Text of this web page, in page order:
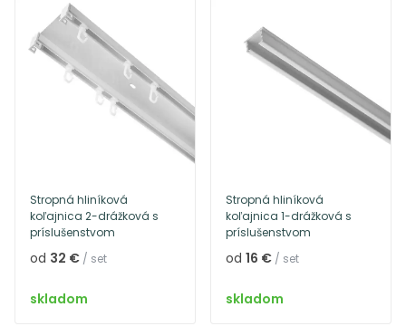
Stropná hliníková
koľajnica 2-drážková s
príslušenstvom
od 32 € / set
skladom
Stropná hliníková
koľajnica 1-drážková s
príslušenstvom
od 16 € / set
skladom